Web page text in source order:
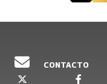
CONTACTO